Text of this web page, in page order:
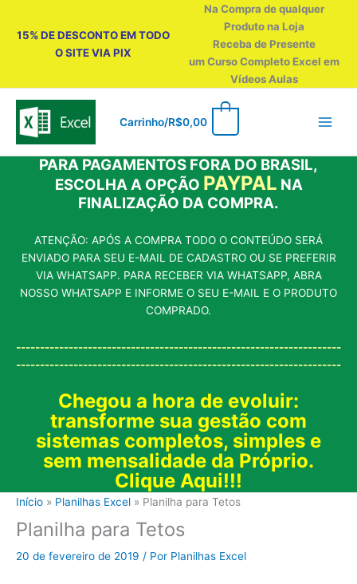
15% DE DESCONTO EM TODO
O SITE VIA PIX
Na Compra de qualquer
Produto na Loja
Receba de Presente
um Curso Completo Excel em
Vídeos Aulas
Carrinho/R$0,00
PARA PAGAMENTOS FORA DO BRASIL,
ESCOLHA A OPÇÃO PAYPAL NA
FINALIZAÇÃO DA COMPRA.
ATENÇÃO: APÓS A COMPRA TODO O CONTEÚDO SERÁ
ENVIADO PARA SEU E-MAIL DE CADASTRO OU SE PREFERIR
VIA WHATSAPP. PARA RECEBER VIA WHATSAPP, ABRA
NOSSO WHATSAPP E INFORME O SEU E-MAIL E O PRODUTO
COMPRADO.
--------------------------------------------------------------------
--------------------------------------------------------------------
Chegou a hora de evoluir:
transforme sua gestão com
sistemas completos, simples e
sem mensalidade da Próprio.
Clique Aqui!!!
Início Planilhas Excel Planilha para Tetos
Planilha para Tetos
20 de fevereiro de 2019 / Por Planilhas Excel